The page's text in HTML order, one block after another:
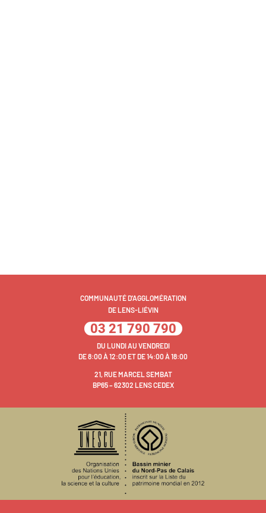
COMMUNAUTÉ D'AGGLOMÉRATION
DE LENS-LIÉVIN
03 21 790 790
DU LUNDI AU VENDREDI
DE 8:00 À 12:00 ET DE 14:00 À 18:00
21, RUE MARCEL SEMBAT
BP65 – 62302 LENS CEDEX